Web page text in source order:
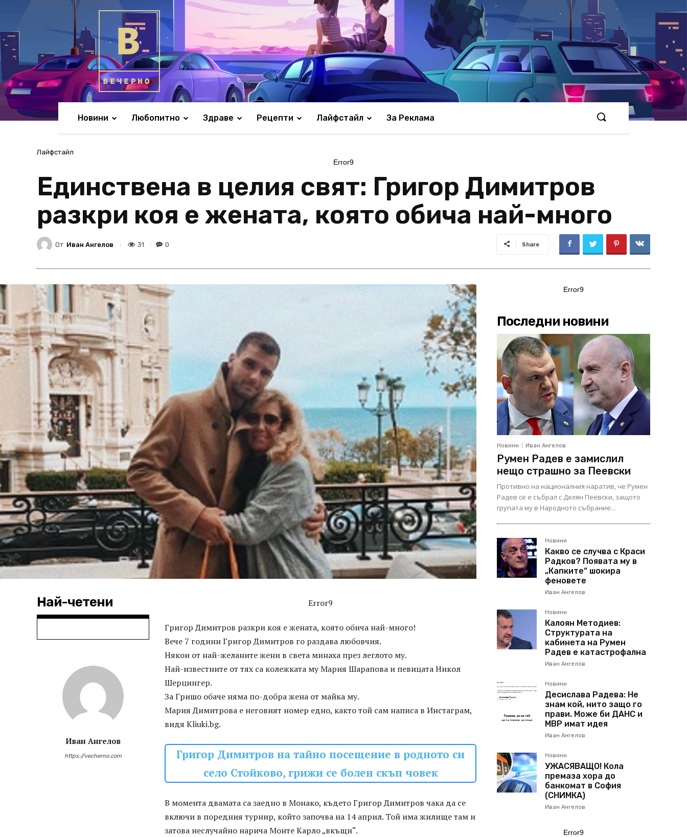
Новини Любопитно Здраве Рецепти Лайфстайл За Реклама
Лайфстайл
Error9
Единствена в целия свят: Григор Димитров
разкри коя е жената, която обича най-много
От Иван Ангелов 31 0 Share
Най-четени
Иван Ангелов
https://vecherno.com
Error9
Григор Димитров разкри коя е жената, която обича най-много!
Вече 7 години Григор Димитров го раздава любовчия.
Някои от най-желаните жени в света минаха през леглото му.
Най-известните от тях са колежката му Мария Шарапова и певицата Никол
Шерцингер.
За Гришо обаче няма по-добра жена от майка му.
Мария Димитрова е неговият номер едно, както той сам написа в Инстаграм,
видя Kliuki.bg.
Григор Димитров на тайно посещение в родното си
село Стойково, грижи се болен скъп човек
В момента двамата са заедно в Монако, където Григор Димитров чака да се
включи в поредния турнир, който започва на 14 април. Той има жилище там и
затова неслучайно нарича Монте Карло „вкъщи“.
Error9
Последни новини
Новини Иван Ангелов
Румен Радев е замислил
нещо страшно за Пеевски
Противно на националния наратив, че Румен
Радев се е събрал с Делян Пеевски, защото
групата му в Народното събрание...
Новини
Какво се случва с Краси
Радков? Появата му в
„Капките“ шокира
феновете
Иван Ангелов
Новини
Калоян Методиев:
Структурата на
кабинета на Румен
Радев е катастрофална
Иван Ангелов
Новини
Десислава Радева: Не
знам кой, нито защо го
прави. Може би ДАНС и
МВР имат идея
Иван Ангелов
Новини
УЖАСЯВАЩО! Кола
премаза хора до
банкомат в София
(СНИМКА)
Иван Ангелов
Error9